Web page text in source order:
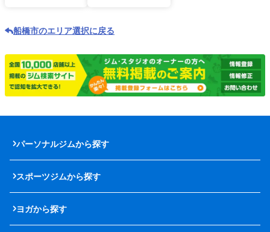
船橋市のエリア選択に戻る
パーソナルジムから探す
スポーツジムから探す
ヨガから探す